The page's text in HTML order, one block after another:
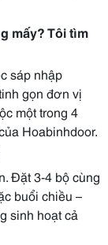
mấy? Tôi tìm
sáp nhập
gọn đơn vị
một trong 4
Hoabinhdoor.
Đặt 3-4 bộ cùng
buổi chiều –
sinh hoạt cả